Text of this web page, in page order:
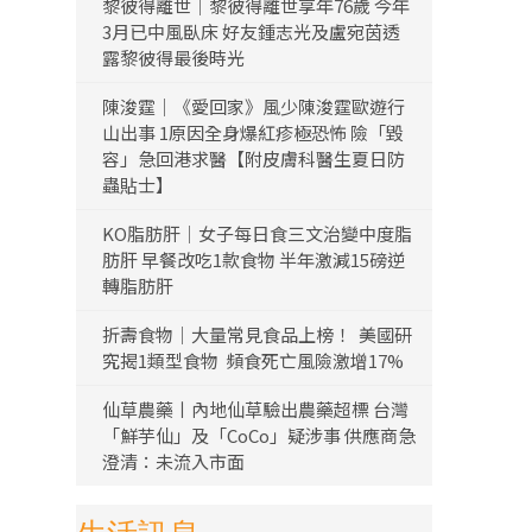
黎彼得離世｜黎彼得離世享年76歲 今年
3月已中風臥床 好友鍾志光及盧宛茵透
露黎彼得最後時光
陳浚霆｜《愛回家》風少陳浚霆歐遊行
山出事 1原因全身爆紅疹極恐怖 險「毀
容」急回港求醫【附皮膚科醫生夏日防
蟲貼士】
KO脂肪肝｜女子每日食三文治變中度脂
肪肝 早餐改吃1款食物 半年激減15磅逆
轉脂肪肝
折壽食物｜大量常見食品上榜！ 美國研
究揭1類型食物 頻食死亡風險激增17%
仙草農藥丨內地仙草驗出農藥超標 台灣
「鮮芋仙」及「CoCo」疑涉事 供應商急
澄清：未流入市面